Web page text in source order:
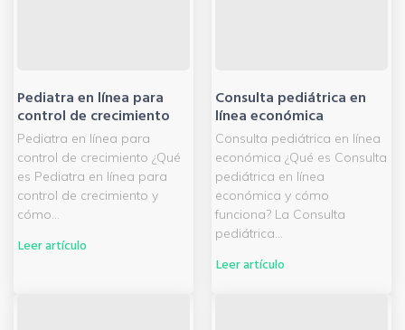
Pediatra en línea para
control de crecimiento
Pediatra en línea para
control de crecimiento ¿Qué
es Pediatra en línea para
control de crecimiento y
cómo...
Leer artículo
Consulta pediátrica en
línea económica
Consulta pediátrica en línea
económica ¿Qué es Consulta
pediátrica en línea
económica y cómo
funciona? La Consulta
pediátrica...
Leer artículo